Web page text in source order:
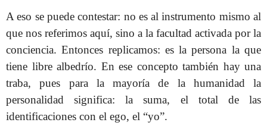
A eso se puede contestar: no es al instrumento mismo al
que nos referimos aquí, sino a la facultad activada por la
conciencia. Entonces replicamos: es la persona la que
tiene libre albedrío. En ese concepto también hay una
traba, pues para la mayoría de la humanidad la
personalidad significa: la suma, el total de las
identificaciones con el ego, el “yo”.